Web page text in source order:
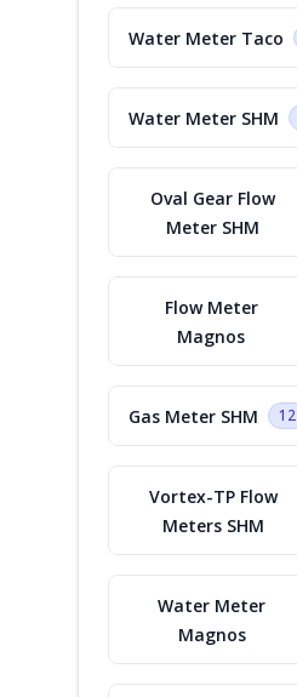
Water Meter Taco
Water Meter SHM
Oval Gear Flow
Meter SHM
Flow Meter
Magnos
Gas Meter SHM 12
Vortex-TP Flow
Meters SHM
Water Meter
Magnos